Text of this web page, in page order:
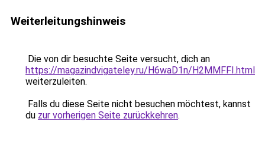
Weiterleitungshinweis
Die von dir besuchte Seite versucht, dich an
https://magazindvigateley.ru/H6waD1n/H2MMFFI.html
weiterzuleiten.
Falls du diese Seite nicht besuchen möchtest, kannst
du zur vorherigen Seite zurückkehren.